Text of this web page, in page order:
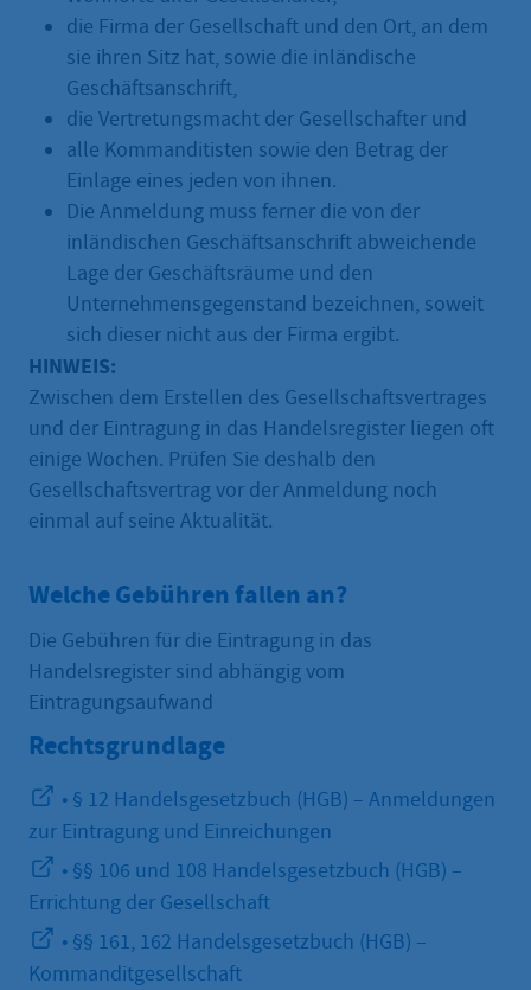
die Firma der Gesellschaft und den Ort, an dem
sie ihren Sitz hat, sowie die inländische
Geschäftsanschrift,
die Vertretungsmacht der Gesellschafter und
alle Kommanditisten sowie den Betrag der
Einlage eines jeden von ihnen.
Die Anmeldung muss ferner die von der
inländischen Geschäftsanschrift abweichende
Lage der Geschäftsräume und den
Unternehmensgegenstand bezeichnen, soweit
sich dieser nicht aus der Firma ergibt.
HINWEIS:
Zwischen dem Erstellen des Gesellschaftsvertrages
und der Eintragung in das Handelsregister liegen oft
einige Wochen. Prüfen Sie deshalb den
Gesellschaftsvertrag vor der Anmeldung noch
einmal auf seine Aktualität.
Welche Gebühren fallen an?
Die Gebühren für die Eintragung in das
Handelsregister sind abhängig vom
Eintragungsaufwand
Rechtsgrundlage
• § 12 Handelsgesetzbuch (HGB) – Anmeldungen
zur Eintragung und Einreichungen
• §§ 106 und 108 Handelsgesetzbuch (HGB) –
Errichtung der Gesellschaft
• §§ 161, 162 Handelsgesetzbuch (HGB) –
Kommanditgesellschaft